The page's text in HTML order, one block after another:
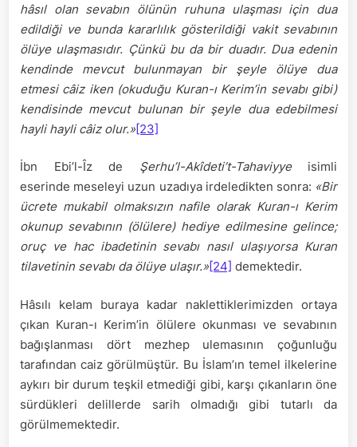
hâsıl olan sevabın ölünün ruhuna ulaşması için dua
edildiği ve bunda kararlılık gösterildiği vakit sevabının
ölüye ulaşmasıdır. Çünkü bu da bir duadır. Dua edenin
kendinde mevcut bulunmayan bir şeyle ölüye dua
etmesi câiz iken (okuduğu Kuran-ı Kerim’in sevabı gibi)
kendisinde mevcut bulunan bir şeyle dua edebilmesi
hayli hayli câiz olur.»[23]
İbn Ebi’l-Îz de Şerhu’l-Akîdeti’t-Tahaviyyeisimli
eserinde meseleyi uzun uzadıya irdeledikten sonra: «Bir
ücrete mukabil olmaksızın nafile olarak Kuran-ı Kerim
okunup sevabının (ölülere) hediye edilmesine gelince;
oruç ve hac ibadetinin sevabı nasıl ulaşıyorsa Kuran
tilavetinin sevabı da ölüye ulaşır.»[24] demektedir.
Hâsılı kelam buraya kadar naklettiklerimizden ortaya
çıkan Kuran-ı Kerim’in ölülere okunması ve sevabının
bağışlanması dört mezhep ulemasının çoğunluğu
tarafından caiz görülmüştür. Bu İslam’ın temel ilkelerine
aykırı bir durum teşkil etmediği gibi, karşı çıkanların öne
sürdükleri delillerde sarih olmadığı gibi tutarlı da
görülmemektedir.